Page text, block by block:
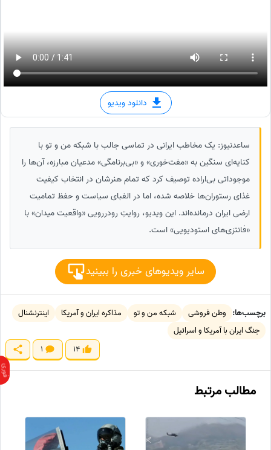
دانلود ویدیو
ساعدنیوز: یک مخاطب ایرانی در تماسی جالب با شبکه من و تو با
کنایه‌ای سنگین به «مفت‌خوری» و «بی‌برنامگی» مدعیان مبارزه، آن‌ها را
موجوداتی بی‌اراده توصیف کرد که تمام هنرشان در انتخاب کیفیت
غذای رستوران‌ها خلاصه شده، اما در الفبای سیاست و حفظ تمامیت
ارضی ایران درمانده‌اند. این ویدیو، روایتِ رودررویی «واقعیت میدان» با
«فانتزی‌های استودیویی» است.
سایر ویدیوهای خبری را ببینید
برچسب‌ها: وطن فروشی شبکه من و تو مذاکره ایران و آمریکا
اینترنشنال
جنگ ایران با آمریکا و اسرائیل
14
1
مطالب مرتبط